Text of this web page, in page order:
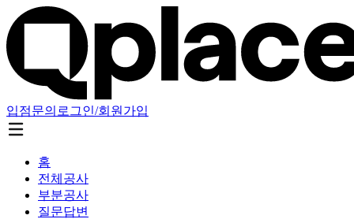
입점문의 로그인/회원가입
홈
전체공사
부분공사
질문답변